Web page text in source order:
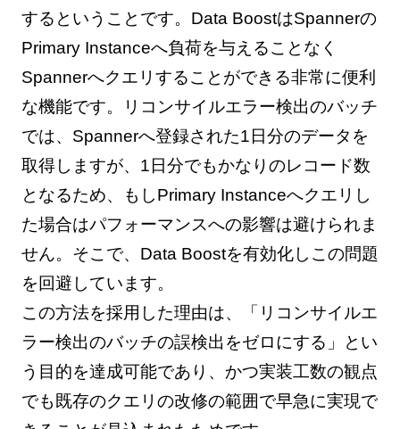
するということです。Data BoostはSpannerの
Primary Instanceへ負荷を与えることなく
Spannerへクエリすることができる非常に便利
な機能です。リコンサイルエラー検出のバッチ
では、Spannerへ登録された1日分のデータを
取得しますが、1日分でもかなりのレコード数
となるため、もしPrimary Instanceへクエリし
た場合はパフォーマンスへの影響は避けられま
せん。そこで、Data Boostを有効化しこの問題
を回避しています。
この方法を採用した理由は、「リコンサイルエ
ラー検出のバッチの誤検出をゼロにする」とい
う目的を達成可能であり、かつ実装工数の観点
でも既存のクエリの改修の範囲で早急に実現で